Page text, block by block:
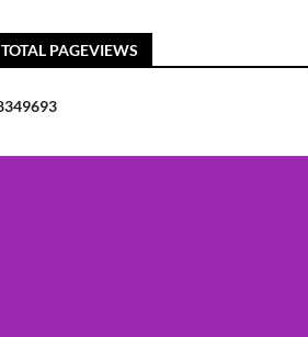
TOTAL PAGEVIEWS
349693